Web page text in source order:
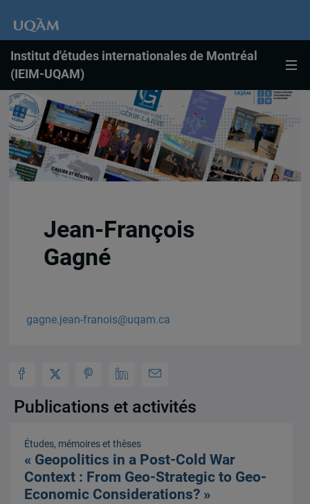
Institut d'études internationales de Montréal
(IEIM-UQAM)
Jean-François
Gagné
gagne.jean-franois@uqam.ca
Publications et activités
Études, mémoires et thèses
« Geopolitics in a Post-Cold War
Context : From Geo-Strategic to Geo-
Economic Considerations? »